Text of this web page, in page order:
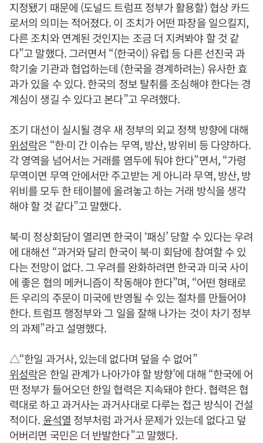
지정됐기 때문에 (도널드 트럼프 정부가 활용할) 협상 카드
로서의 의미는 적어졌다. 이 조치가 어떤 파장을 일으킬지,
다른 조치와 연계된 것인지는 조금 더 지켜봐야 할 것 같
다”고 말했다. 그러면서 “(한국이) 유럽 등 다른 선진국 과
학기술 기관과 협업하는데 (한국을 경계하려는) 유사한 효
과가 있을 수 있다. 한국의 정보 탈취를 조심해야 한다는 경
계심이 생길 수 있다고 본다”고 우려했다.
조기 대선이 실시될 경우 새 정부의 외교 정책 방향에 대해
위성락은 “한·미 간 이슈는 무역, 방산, 방위비 등 다양하다.
각 영역을 넘어서는 거래를 염두에 둬야 한다”면서, “가령
무역이면 무역 안에서만 주고받는 게 아니라 무역, 방산, 방
위비를 모두 한 테이블에 올려놓고 하는 거래 방식을 생각
해야 할 것 같다”고 말했다.
북·미 정상회담이 열리면 한국이 ‘패싱’ 당할 수 있다는 우려
에 대해선 “과거와 달리 한국이 북·미 회담에 참여할 수 있
다는 전망이 없다. 그 우려를 완화하려면 한국과 미국 사이
에 좋은 협의 메커니즘이 작동해야 한다”며, “어떤 형태로
든 우리의 주문이 미국에 반영될 수 있는 절차를 만들어야
한다. 트럼프 행정부와 그 일을 잘해 나가는 것이 차기 정부
의 과제”라고 설명했다.
△“한일 과거사, 있는데 없다며 덮을 수 없어”
위성락은 한일 관계가 나아가야 할 방향’에 대해 “한국에 어
떤 정부가 들어오던 한일 협력은 지속돼야 한다. 협력은 협
력대로 하고 과거사는 과거사대로 다루는 접근 방식이 건설
적이다. 윤석열 정부처럼 과거사 문제가 있는데 없다고 덮
어버리면 국민은 더 반발한다”고 말했다.